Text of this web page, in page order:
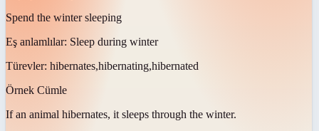
Spend the winter sleeping
Eş anlamlılar: Sleep during winter
Türevler: hibernates,hibernating,hibernated
Örnek Cümle
If an animal hibernates, it sleeps through the winter.